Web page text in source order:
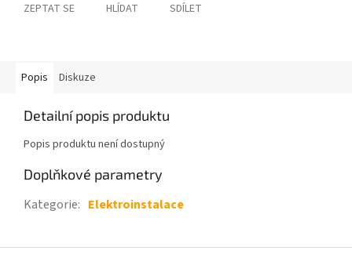
ZEPTAT SE HLÍDAT SDÍLET
Popis Diskuze
Detailní popis produktu
Popis produktu není dostupný
Doplňkové parametry
Kategorie: Elektroinstalace